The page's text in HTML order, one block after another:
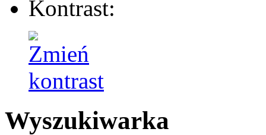
Kontrast:
Wyszukiwarka